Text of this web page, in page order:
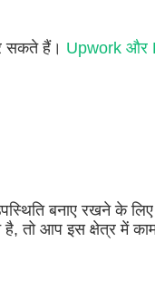
सकते हैं। Upwork और
बनाए रखने के
है, तो आप इस क्षेत्र में